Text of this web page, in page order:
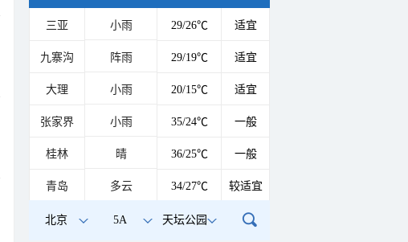
三亚 小雨 29/26℃ 适宜
九寨沟 阵雨 29/19℃ 适宜
大理 小雨 20/15℃ 适宜
张家界 小雨 35/24℃ 一般
桂林 晴 36/25℃ 一般
青岛 多云 34/27℃ 较适宜
北京 5A 天坛公园